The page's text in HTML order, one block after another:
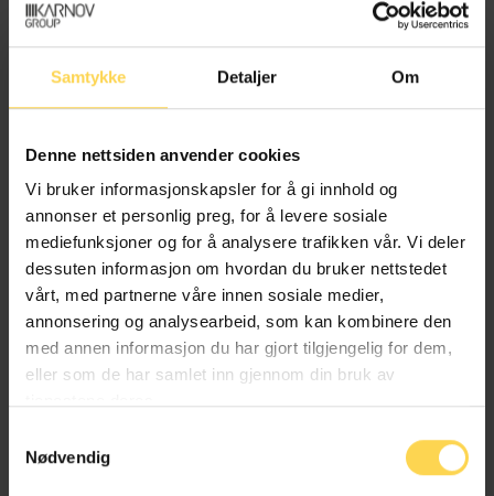
Samtykke Detaljer Om
Denne nettsiden anvender cookies
Vi bruker informasjonskapsler for å gi innhold og
annonser et personlig preg, for å levere sosiale
mediefunksjoner og for å analysere trafikken vår. Vi deler
dessuten informasjon om hvordan du bruker nettstedet
vårt, med partnerne våre innen sosiale medier,
annonsering og analysearbeid, som kan kombinere den
med annen informasjon du har gjort tilgjengelig for dem,
eller som de har samlet inn gjennom din bruk av
Nødvendig
Lucy Klæboe Furuholmen
Stipendiat, Universitetet i Oslo
Birgitte Hagland
Professor, Universitetet i Oslo